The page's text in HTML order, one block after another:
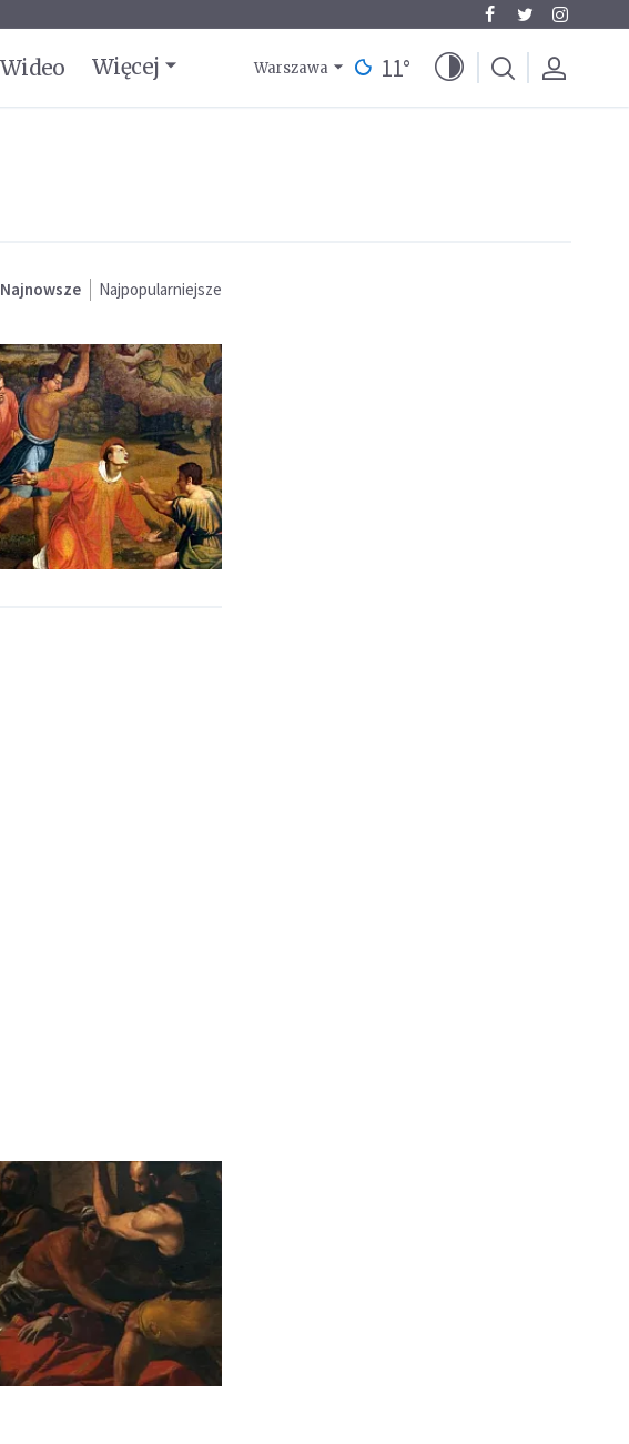
Wideo Więcej Warszawa 11°
Najnowsze Najpopularniejsze